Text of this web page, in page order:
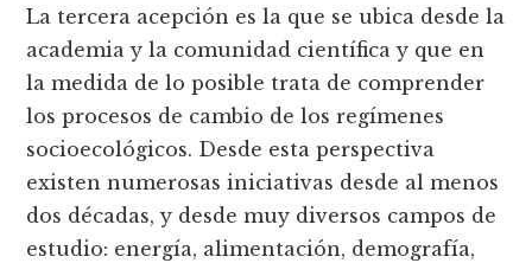
La tercera acepción es la que se ubica desde la
academia y la comunidad científica y que en
la medida de lo posible trata de comprender
los procesos de cambio de los regímenes
socioecológicos. Desde esta perspectiva
existen numerosas iniciativas desde al menos
dos décadas, y desde muy diversos campos de
estudio: energía, alimentación, demografía,